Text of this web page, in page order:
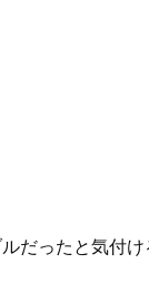
だったと気付け